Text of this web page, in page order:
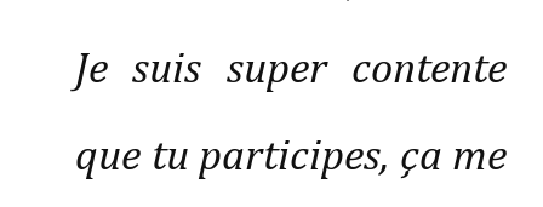
Je suis super contente
que tu participes, ça me